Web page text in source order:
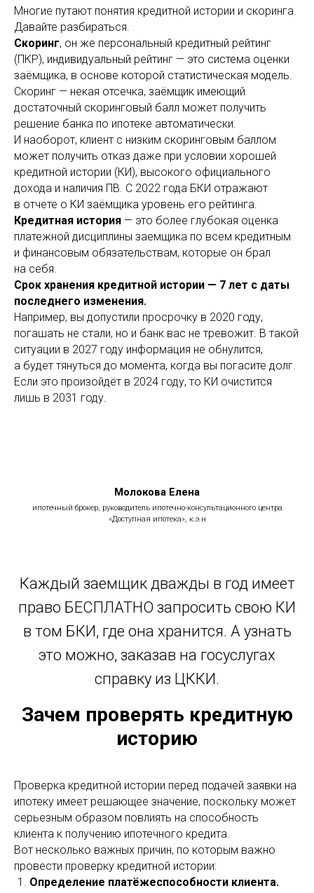
Многие путают понятия кредитной истории и скоринга.
Давайте разбираться.
Скоринг, он же персональный кредитный рейтинг
(ПКР), индивидуальный рейтинг — это система оценки
заёмщика, в основе которой статистическая модель.
Скоринг — некая отсечка, заёмщик имеющий
достаточный скоринговый балл может получить
решение банка по ипотеке автоматически.
И наоборот, клиент с низким скоринговым баллом
может получить отказ даже при условии хорошей
кредитной истории (КИ), высокого официального
дохода и наличия ПВ. С 2022 года БКИ отражают
в отчете о КИ заёмщика уровень его рейтинга.
Кредитная история — это более глубокая оценка
платежной дисциплины заемщика по всем кредитным
и финансовым обязательствам, которые он брал
на себя.
Срок хранения кредитной истории — 7 лет с даты
последнего изменения.
Например, вы допустили просрочку в 2020 году,
погашать не стали, но и банк вас не тревожит. В такой
ситуации в 2027 году информация не обнулится,
а будет тянуться до момента, когда вы погасите долг.
Если это произойдёт в 2024 году, то КИ очистится
лишь в 2031 году.
Молокова Елена
ипотечный брокер, руководитель ипотечно-консультационного центра
«Доступная ипотека», к.э.н
Каждый заемщик дважды в год имеет
право БЕСПЛАТНО запросить свою КИ
в том БКИ, где она хранится. А узнать
это можно, заказав на госуслугах
справку из ЦККИ.
Зачем проверять кредитную
историю
Проверка кредитной истории перед подачей заявки на
ипотеку имеет решающее значение, поскольку может
серьезным образом повлиять на способность
клиента к получению ипотечного кредита.
Вот несколько важных причин, по которым важно
провести проверку кредитной истории:
Определение платёжеспособности клиента.